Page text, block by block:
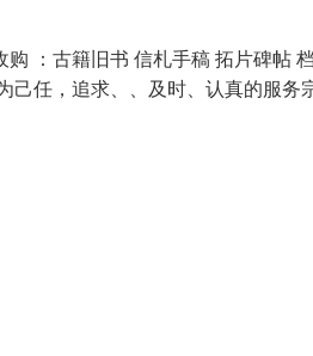
：古籍旧书 信札手稿 拓片碑帖
任，追求、、及时、认真的服务